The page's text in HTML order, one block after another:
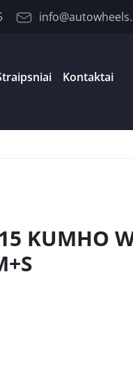
Kontaktai
KUMHO